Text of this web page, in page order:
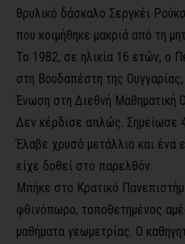
θρυλικό δάσκαλο Σεργκέι
που κοιμήθηκε μακριά από τη
Το 1982, σε ηλικία 16 ετών, ο
στη Βουδαπέστη της
Ένωση στη Διεθνή Μαθηματική
Δεν κέρδισε απλώς. Σημείωσε
Έλαβε χρυσό μετάλλιο και ένα
είχε δοθεί στο παρελθόν.
Μπήκε στο Κρατικό
φθινόπωρο, τοποθετημένος
μαθήματα γεωμετρίας. Ο